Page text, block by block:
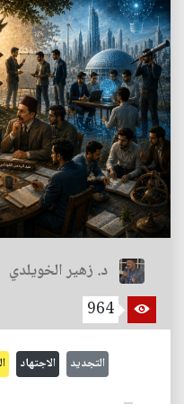
د. زهير الخويلدي
964
التجديد الاجتهاد